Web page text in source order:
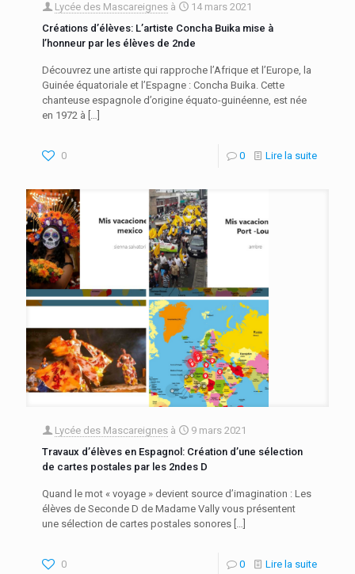
Lycée des Mascareignes à
14 mars 2021
Créations d’élèves: L’artiste Concha Buika mise à
l’honneur par les élèves de 2nde
Découvrez une artiste qui rapproche l’Afrique et l’Europe, la
Guinée équatoriale et l’Espagne : Concha Buika. Cette
chanteuse espagnole d’origine équato-guinéenne, est née
en 1972 à […]
0 0 Lire la suite
Lycée des Mascareignes à
9 mars 2021
Travaux d’élèves en Espagnol: Création d’une sélection
de cartes postales par les 2ndes D
Quand le mot « voyage » devient source d’imagination : Les
élèves de Seconde D de Madame Vally vous présentent
une sélection de cartes postales sonores […]
0 0 Lire la suite